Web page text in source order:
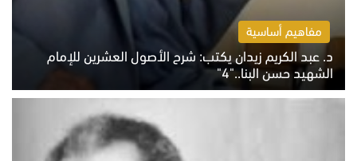
مفاهيم أساسية
د. عبد الكريم زيدان يكتب: شرح الأصول العشرين للإمام
الشهيد حسن البنا.."4"
الخميس 6 أغسطس 2026 10:27 ص